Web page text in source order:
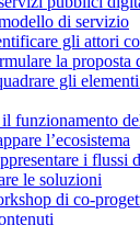
di servizio
gli attori
la proposta
gli
funzionamento
l’ecosistema
i flussi
le soluzioni
di co-